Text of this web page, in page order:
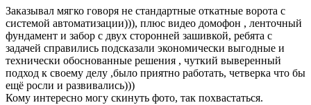
Заказывал мягко говоря не стандартные откатные ворота с
системой автоматизации))), плюс видео домофон , ленточный
фундамент и забор с двух сторонней зашивкой, ребята с
задачей справились подсказали экономически выгодные и
технически обоснованные решения , чуткий выверенный
подход к своему делу ,было приятно работать, четверка что бы
ещё росли и развивались)))
Кому интересно могу скинуть фото, так похвастаться.